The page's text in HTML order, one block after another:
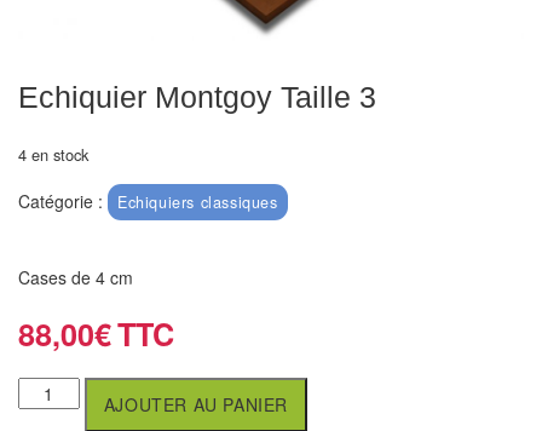
électroniques
Echiquiers
&
clubs
Echiquiers
muraux/Plein
Echiquier Montgoy Taille 3
4 en stock
Catégorie : Echiquiers classiques
Cases de 4 cm
88,00€
AJOUTER AU PANIER